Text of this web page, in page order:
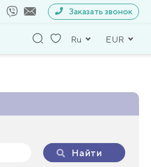
Заказать звонок
Ru EUR
Найти
Найти